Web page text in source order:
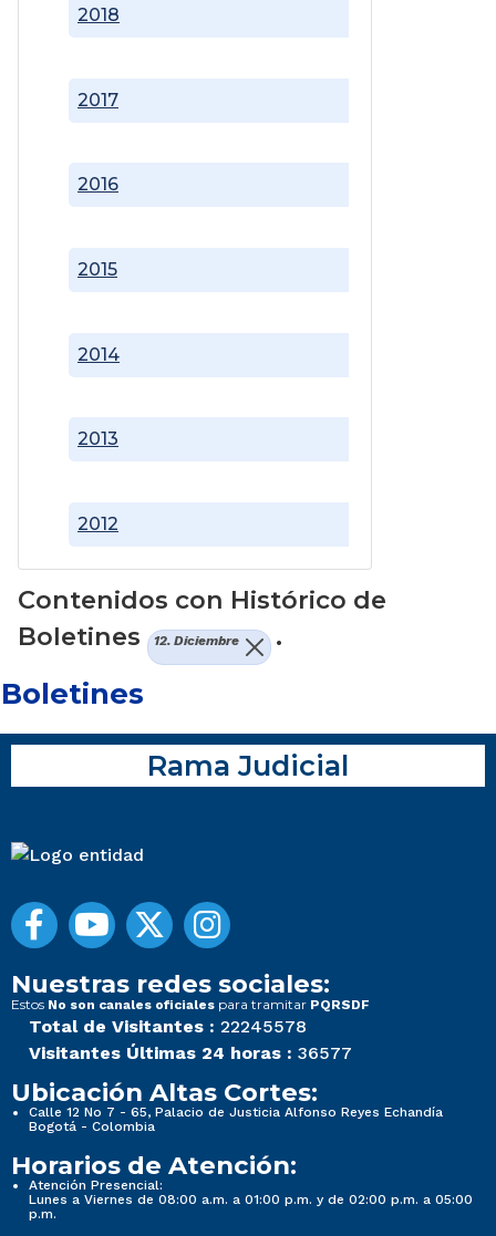
2012
2013
2014
2015
2016
2017
2018
Contenidos con Histórico de
Boletines
12. Diciembre .
Boletines
Rama Judicial
Nuestras redes sociales:
Estos No son canales oficiales para tramitar PQRSDF
Total de Visitantes : 22245578
Visitantes Últimas 24 horas : 36577
Ubicación Altas Cortes:
Calle 12 No 7 - 65, Palacio de Justicia Alfonso Reyes Echandía
Bogotá - Colombia
Horarios de Atención:
Atención Presencial:
Lunes a Viernes de 08:00 a.m. a 01:00 p.m. y de 02:00 p.m. a 05:00
p.m.